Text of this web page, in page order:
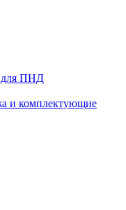
для ПНД
и комплектующие